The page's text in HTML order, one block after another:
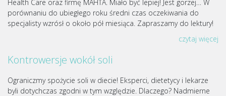
Health Care oraz firmę MAHTA. Miało być lepiej! Jest gorzej… W
porównaniu do ubiegłego roku średni czas oczekiwania do
specjalisty wzrósł o około pół miesiąca. Zapraszamy do lektury!
czytaj więcej
Kontrowersje wokół soli
Ograniczmy spożycie soli w diecie! Eksperci, dietetycy i lekarze
byli dotychczas zgodni w tym względzie. Dlaczego? Nadmierne